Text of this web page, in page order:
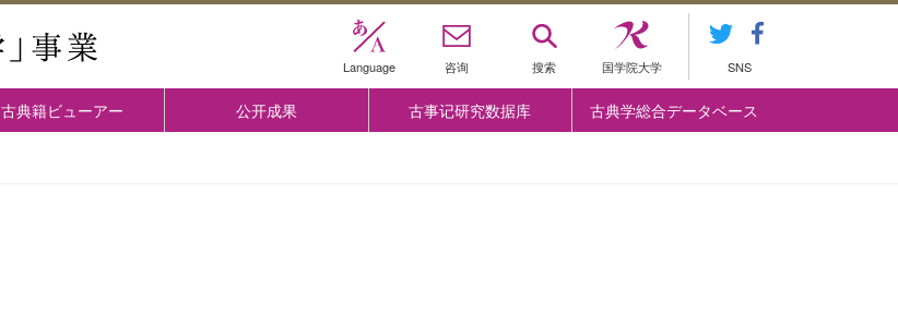
Language 咨询 搜索 国学院大学 SNS
古典籍ビューアー 公开成果 古事记研究数据库 古典学総合データベース